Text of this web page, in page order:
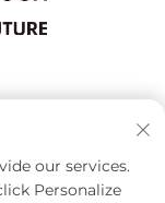
our services.
Personalize